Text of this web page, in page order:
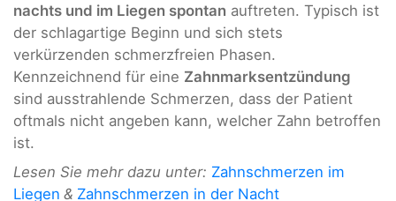
nachts und im Liegen spontan auftreten. Typisch ist
der schlagartige Beginn und sich stets
verkürzenden schmerzfreien Phasen.
Kennzeichnend für eine Zahnmarksentzündung
sind ausstrahlende Schmerzen, dass der Patient
oftmals nicht angeben kann, welcher Zahn betroffen
ist.
Lesen Sie mehr dazu unter: Zahnschmerzen im
Liegen & Zahnschmerzen in der Nacht